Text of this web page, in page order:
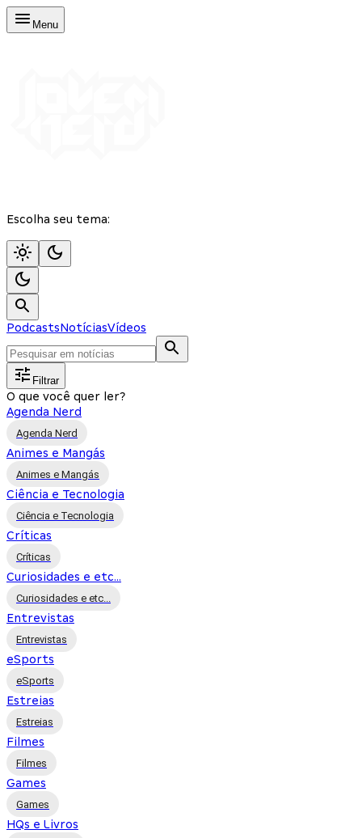
Menu
Escolha seu tema:
PodcastsNotíciasVídeos
Filtrar
O que você quer ler?
Agenda Nerd
Agenda Nerd
Animes e Mangás
Animes e Mangás
Ciência e Tecnologia
Ciência e Tecnologia
Críticas
Críticas
Curiosidades e etc...
Curiosidades e etc...
Entrevistas
Entrevistas
eSports
eSports
Estreias
Estreias
Filmes
Filmes
Games
Games
HQs e Livros